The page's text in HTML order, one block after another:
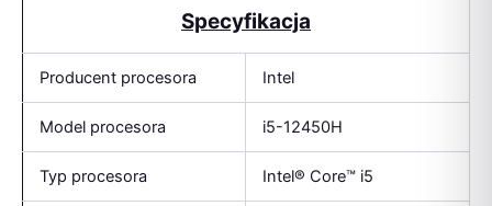
Specyfikacja
Producent procesora Intel
Model procesora i5-12450H
Typ procesora Intel® Core™ i5